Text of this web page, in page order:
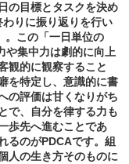
の目標とタスクを決め
わりに振り返りを行い
。この「一日単位の
や集中力は劇的に向上
観的に観察すること
を特定し、意識的に書
の評価は甘くなりがち
で、自分を律する力も
歩先へ進むことであ
るのがPDCAです。組
人の生き方そのものに